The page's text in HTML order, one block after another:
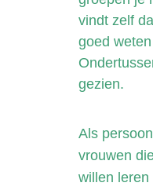
vindt zelf
goed
gezien.
Als
vrouwen
willen leren